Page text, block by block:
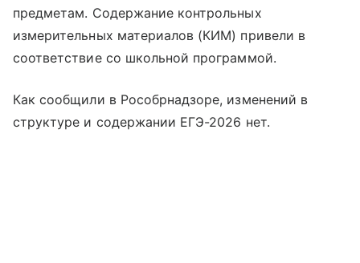
предметам. Содержание контрольных
измерительных материалов (КИМ) привели в
соответствие со школьной программой.
Как сообщили в Рособрнадзоре, изменений в
структуре и содержании ЕГЭ-2026 нет.